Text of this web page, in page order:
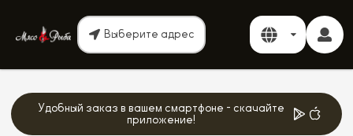
Выберите адрес
Удобный заказ в вашем смартфоне - скачайте
приложение!